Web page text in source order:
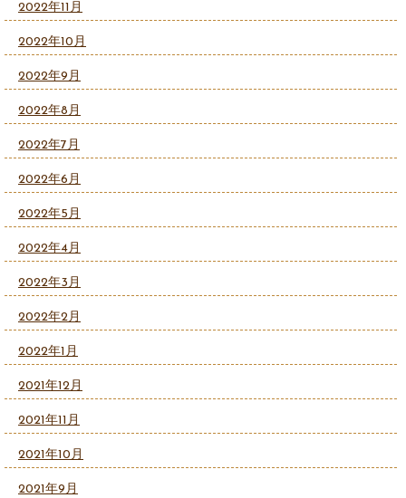
2022年11月
2022年10月
2022年9月
2022年8月
2022年7月
2022年6月
2022年5月
2022年4月
2022年3月
2022年2月
2022年1月
2021年12月
2021年11月
2021年10月
2021年9月